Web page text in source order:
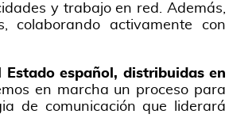
y trabajo en red. Además,
colaborando activamente con
español, distribuidas en
en marcha un proceso para
de comunicación que liderará